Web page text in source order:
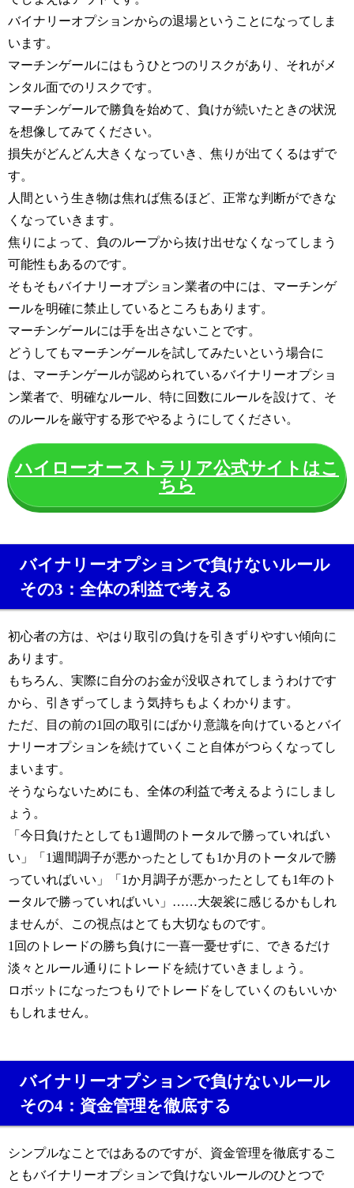
バイナリーオプションからの退場ということになってしま
います。
マーチンゲールにはもうひとつのリスクがあり、それがメ
ンタル面でのリスクです。
マーチンゲールで勝負を始めて、負けが続いたときの状況
を想像してみてください。
損失がどんどん大きくなっていき、焦りが出てくるはずで
す。
人間という生き物は焦れば焦るほど、正常な判断ができな
くなっていきます。
焦りによって、負のループから抜け出せなくなってしまう
可能性もあるのです。
そもそもバイナリーオプション業者の中には、マーチンゲ
ールを明確に禁止しているところもあります。
マーチンゲールには手を出さないことです。
どうしてもマーチンゲールを試してみたいという場合に
は、マーチンゲールが認められているバイナリーオプショ
ン業者で、明確なルール、特に回数にルールを設けて、そ
のルールを厳守する形でやるようにしてください。
ハイローオーストラリア公式サイトはこ
ちら
バイナリーオプションで負けないルール
その3：全体の利益で考える
初心者の方は、やはり取引の負けを引きずりやすい傾向に
あります。
もちろん、実際に自分のお金が没収されてしまうわけです
から、引きずってしまう気持ちもよくわかります。
ただ、目の前の1回の取引にばかり意識を向けているとバイ
ナリーオプションを続けていくこと自体がつらくなってし
まいます。
そうならないためにも、全体の利益で考えるようにしまし
ょう。
「今日負けたとしても1週間のトータルで勝っていればい
い」「1週間調子が悪かったとしても1か月のトータルで勝
っていればいい」「1か月調子が悪かったとしても1年のト
ータルで勝っていればいい」……大袈裟に感じるかもしれ
ませんが、この視点はとても大切なものです。
1回のトレードの勝ち負けに一喜一憂せずに、できるだけ
淡々とルール通りにトレードを続けていきましょう。
ロボットになったつもりでトレードをしていくのもいいか
もしれません。
バイナリーオプションで負けないルール
その4：資金管理を徹底する
シンプルなことではあるのですが、資金管理を徹底するこ
ともバイナリーオプションで負けないルールのひとつで